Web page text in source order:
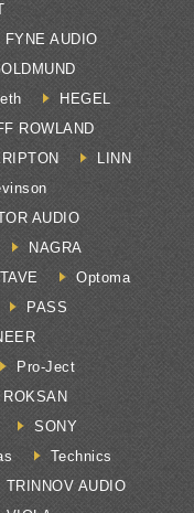
FYNE AUDIO
HEGEL
ROWLAND
LINN
AUDIO
NAGRA
Optoma
PASS
Pro-Ject
ROKSAN
SONY
Technics
TRINNOV AUDIO